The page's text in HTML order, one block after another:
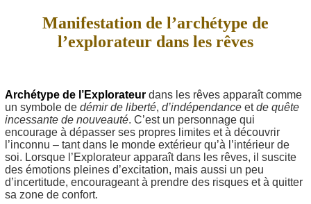
Manifestation de l’archétype de
l’explorateur dans les rêves
Archétype de l’Explorateur dans les rêves apparaît comme
un symbole de démir de liberté, d’indépendance etde quête
incessante de nouveauté. C’est un personnage qui
encourage à dépasser ses propres limites et à découvrir
l’inconnu – tant dans le monde extérieur qu’à l’intérieur de
soi. Lorsque l’Explorateur apparaît dans les rêves, il suscite
des émotions pleines d’excitation, mais aussi un peu
d’incertitude, encourageant à prendre des risques et à quitter
sa zone de confort.